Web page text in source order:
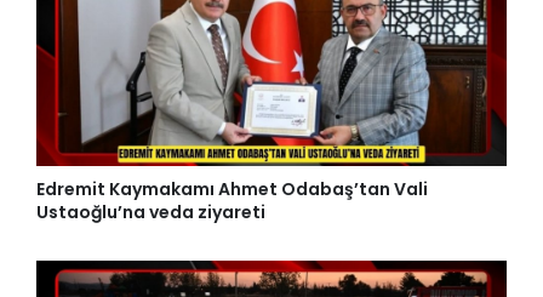
Edremit Kaymakamı Ahmet Odabaş’tan Vali
Ustaoğlu’na veda ziyareti